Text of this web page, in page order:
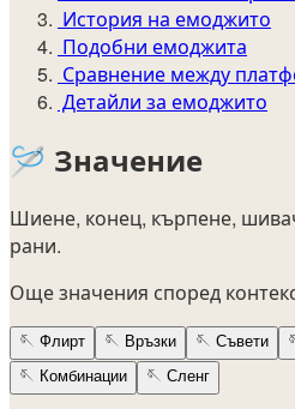
История на емоджито
Подобни емоджита
Сравнение между
Детайли за емоджито
🪡 Значение
Шиене, конец, кърпене,
рани.
Още значения според
🪡 Флирт 🪡 Връзки 🪡 Съвети
🪡 Комбинации 🪡 Сленг